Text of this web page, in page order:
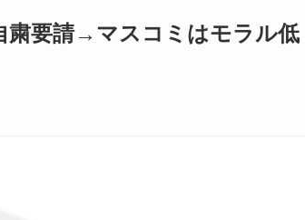
粛要請→マスコミはモラル低